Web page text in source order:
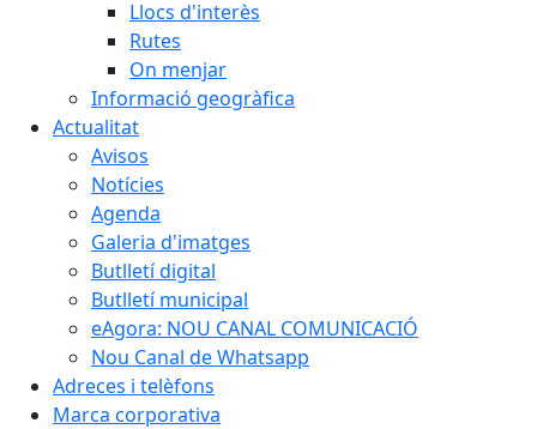
Llocs d'interès
Rutes
On menjar
Informació geogràfica
Actualitat
Avisos
Notícies
Agenda
Galeria d'imatges
Butlletí digital
Butlletí municipal
eAgora: NOU CANAL COMUNICACIÓ
Nou Canal de Whatsapp
Adreces i telèfons
Marca corporativa